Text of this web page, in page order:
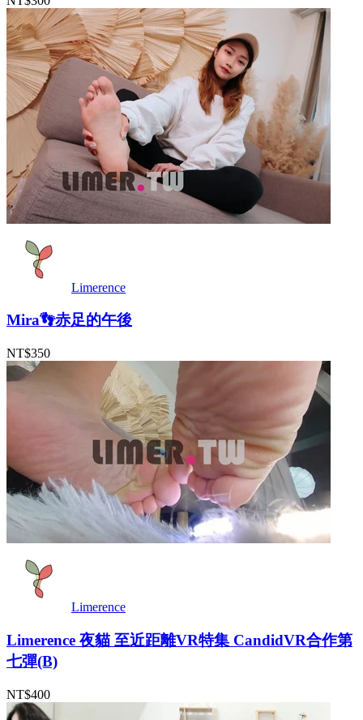
Limerence
Mira👣赤足的午後
NT$350
Limerence
Limerence 夜貓 至近距離VR特集 CandidVR合作第
七彈(B)
NT$400